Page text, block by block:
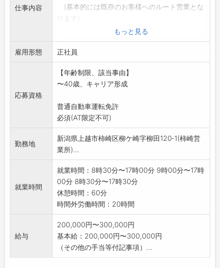
仕事内容
(基本的には既存のお客様へのルート営業とな
(得意先訪問時、会社の軽トラックを使用しま
す)
〇農機の簡単な整備・修理作業も行います。
〇機械の納品時、中型トラックを運転すること
があります。
※免許は入社後に会社負担にて取得できま
*変更範囲:変更なし
もっと見る
雇用形態 正社員
応募資格
【年齢制限、該当事由】
〜40歳、キャリア形成
普通自動車運転免許
必須(AT限定不可)
勤務地
新潟県上越市柿崎区柳ケ崎字柳田120‐1(柿崎営
業所)...
就業時間
就業時間：8時30分〜17時00分 9時00分〜17時
00分 8時30分〜17時30分
休憩時間：60分
時間外労働時間：20時間
給与
200,000円〜300,000円
基本給：200,000円〜300,000円
（その他の手当等付記事項）...